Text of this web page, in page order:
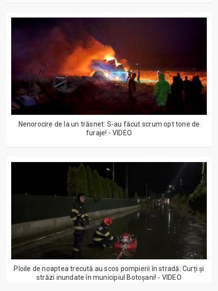
Nenorocire de la un trăsnet: S-au făcut scrum opt tone de
furaje! - VIDEO
Ploile de noaptea trecută au scos pompierii în stradă: Curți și
străzi inundate în municipiul Botoșani! - VIDEO